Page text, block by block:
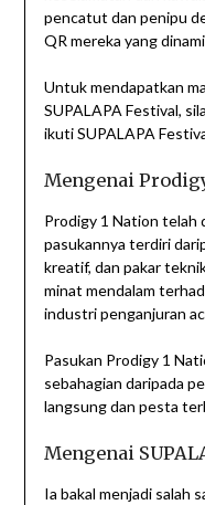
pencatut dan penipu
QR mereka yang
Untuk mendapatkan
SUPALAPA Festival,
ikuti SUPALAPA
Mengenai
Prodigy 1 Nation telah
pasukannya terdiri
kreatif, dan pakar
minat mendalam
industri penganjuran
Pasukan Prodigy 1
sebahagian daripada
langsung dan pesta
Mengenai
Ia bakal menjadi salah